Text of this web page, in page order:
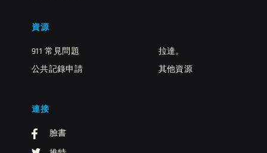
資源
911 常見問題
公共記錄申請
拉達。
其他資源
連接
臉書